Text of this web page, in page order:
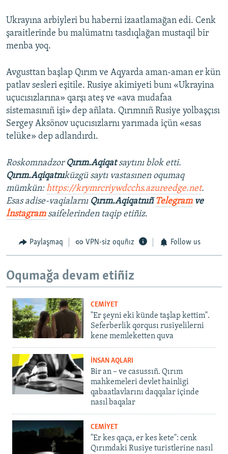
Ukrayına arbiyleri bu haberni izaatlamağan edi. Cenk
şaraitlerinde bu malümatnı tasdıqlağan mustaqil bir
menba yoq.
Avgusttan başlap Qırım ve Aqyarda aman-aman er kün
patlav sesleri eşitile. Rusiye akimiyeti bunı «Ukrayina
uçucısızlarına» qarşı ateş ve «ava mudafaa
sistemasınıñ işi» dep añlata. Qırımnıñ Rusiye yolbaşçısı
Sergey Aksönov uçucısızlarnı yarımada içün «esas
telüke» dep adlandırdı.
Roskomnadzor Qırım.Aqiqatsaytını blok etti.
Qırım.Aqiqatnıküzgü saytı vastasınen oqumaq
mümkün:https://krymrcriywdcchs.azureedge.net.
Esas adise-vaqialarnı Qırım.Aqiqatnıñ Telegramve
İnstagram saifelerinden taqip etiñiz.
Paylaşmaq VPN-siz oquñız Follow us
Oqumağa devam etiñiz
CEMİYET
"Er şeyni eki künde taşlap kettim".
Seferberlik qorqusı rusiyelilerni
kene memleketten quva
İNSAN AQLARI
Bir an – ve casussıñ. Qırım
mahkemeleri devlet hainligi
qabaatlavlarını daqqalar içinde
nasıl baqalar
CEMİYET
"Er kes qaça, er kes kete": cenk
Qırımdaki Rusiye turistlerine nasıl